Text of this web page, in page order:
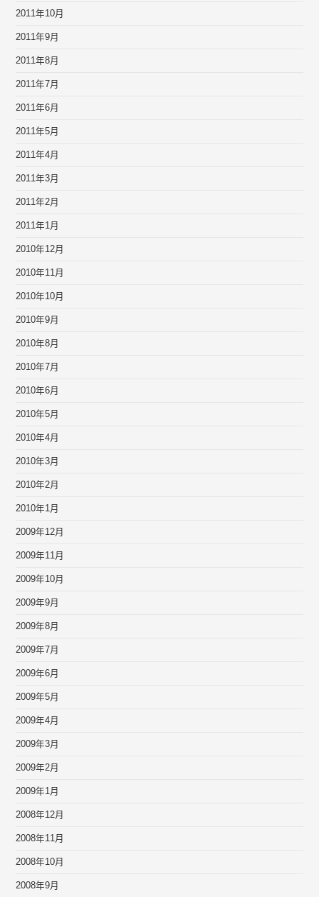
2011年10月
2011年9月
2011年8月
2011年7月
2011年6月
2011年5月
2011年4月
2011年3月
2011年2月
2011年1月
2010年12月
2010年11月
2010年10月
2010年9月
2010年8月
2010年7月
2010年6月
2010年5月
2010年4月
2010年3月
2010年2月
2010年1月
2009年12月
2009年11月
2009年10月
2009年9月
2009年8月
2009年7月
2009年6月
2009年5月
2009年4月
2009年3月
2009年2月
2009年1月
2008年12月
2008年11月
2008年10月
2008年9月